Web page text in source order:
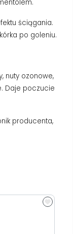
ściągania.
po goleniu.
nuty ozonowe,
Daje poczucie
producenta,